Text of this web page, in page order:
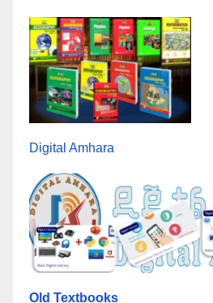
Digital Amhara
Old Textbooks